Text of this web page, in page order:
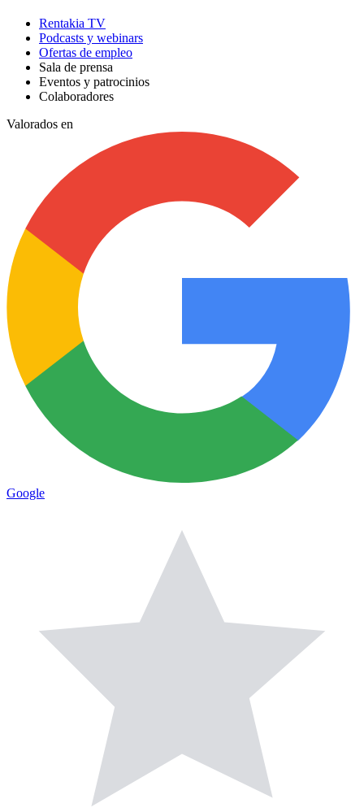
Rentakia TV
Podcasts y webinars
Ofertas de empleo
Sala de prensa
Eventos y patrocinios
Colaboradores
Valorados en
Google